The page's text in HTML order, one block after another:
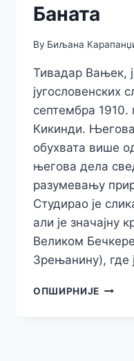
Баната
By Биљана
Тивадар Вањек,
југословенских
септембра 1910.
Кикинди.
обухвата више
његова дела
разумевању
Студирао је
али је значајну
Великом
Зрењанину), где
ОПШИРНИЈЕ